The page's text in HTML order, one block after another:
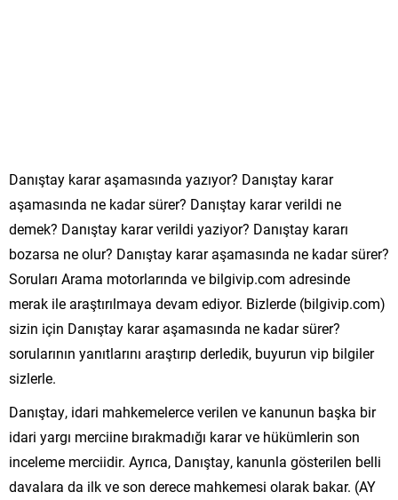
Danıştay karar aşamasında yazıyor? Danıştay karar
aşamasında ne kadar sürer? Danıştay karar verildi ne
demek? Danıştay karar verildi yaziyor? Danıştay kararı
bozarsa ne olur? Danıştay karar aşamasında ne kadar sürer?
Soruları Arama motorlarında ve bilgivip.com adresinde
merak ile araştırılmaya devam ediyor. Bizlerde (bilgivip.com)
sizin için Danıştay karar aşamasında ne kadar sürer?
sorularının yanıtlarını araştırıp derledik, buyurun vip bilgiler
sizlerle.
Danıştay, idari mahkemelerce verilen ve kanunun başka bir
idari yargı merciine bırakmadığı karar ve hükümlerin son
inceleme merciidir. Ayrıca, Danıştay, kanunla gösterilen belli
davalara da ilk ve son derece mahkemesi olarak bakar. (AY